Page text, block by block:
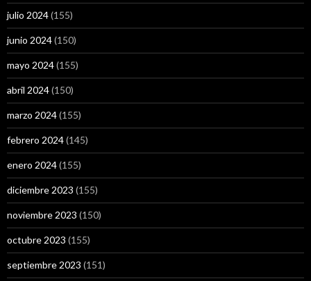
julio 2024(155)
junio 2024(150)
mayo 2024(155)
abril 2024(150)
marzo 2024(155)
febrero 2024(145)
enero 2024(155)
diciembre 2023 (155)
noviembre 2023 (150)
octubre 2023 (155)
septiembre 2023 (151)